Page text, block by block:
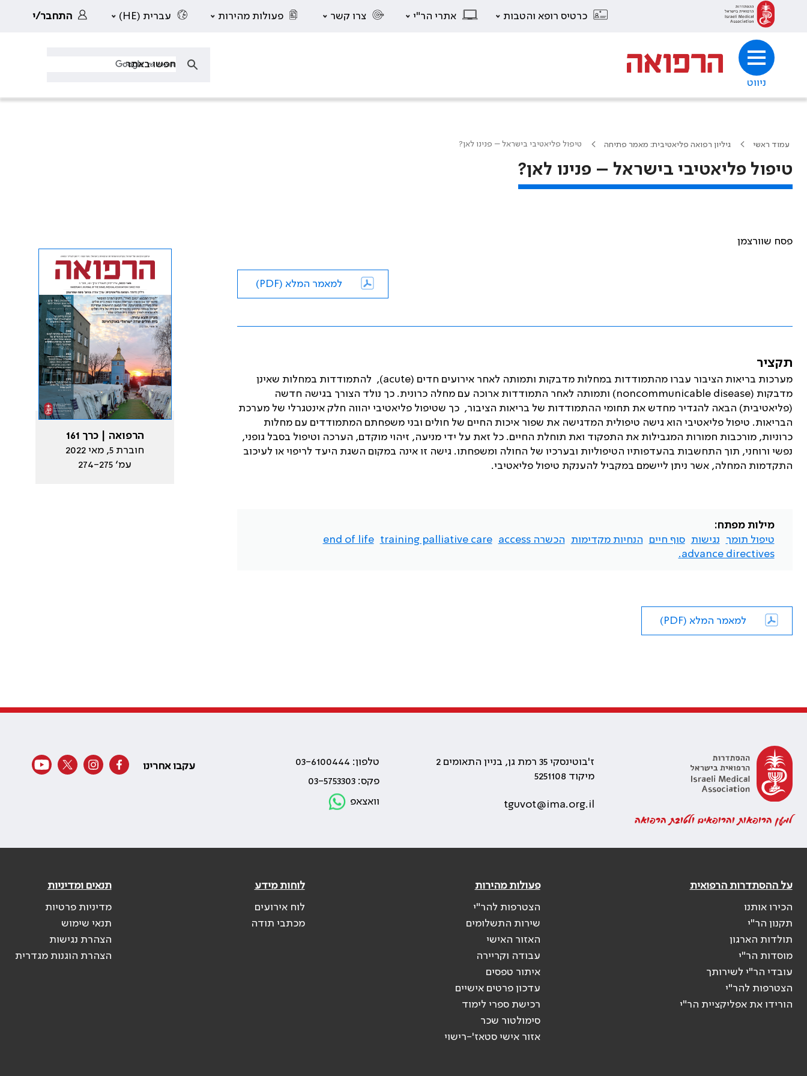
כרטיס רופא והטבות אתרי הר"י צרו קשר פעולות מהירות עברית (HE) התחבר/י
ניווט
עמוד ראשי גיליון רפואה פליאטיבית: מאמר פתיחה טיפול פליאטיבי בישראל – פנינו לאן?
טיפול פליאטיבי בישראל – פנינו לאן?
פסח שוורצמן
למאמר המלא (PDF)
תקציר
מערכות בריאות הציבור עברו מהתמודדות במחלות מדבקות ותמותה לאחר אירועים חדים (acute), להתמודדות במחלות שאינן
מדבקות (noncommunicable disease) ותמותה לאחר התמודדות ארוכה עם מחלה כרונית. כך נולד הצורך בגישה חדשה
(פליאטיבית) הבאה להגדיר מחדש את תחומי ההתמודדות של בריאות הציבור, כך שטיפול פליאטיבי יהווה חלק אינטגרלי של מערכת
הבריאות. טיפול פליאטיבי הוא גישה טיפולית המדגישה את שפור איכות החיים של חולים ובני משפחתם המתמודדים עם מחלות
כרוניות, מורכבות חמורות המגבילות את התפקוד ואת תוחלת החיים. כל זאת על ידי מניעה, זיהוי מוקדם, הערכה וטיפול בסבל גופני,
נפשי ורוחני, תוך התחשבות בהעדפותיו הטיפוליות ובערכיו של החולה ומשפחתו. גישה זו אינה במקום השגת היעד לריפוי או לעיכוב
התקדמות המחלה, אשר ניתן ליישמם במקביל להענקת טיפול פליאטיבי.
מילות מפתח:
טיפול תומך
נגישות סוף חיים הנחיות מקדימות הכשרה access training palliative care
end of life
advance directives.
למאמר המלא (PDF)
הרפואה | כרך 161
חוברת 5, מאי 2022
עמ׳ 274-275
למען הרופאות והרופאים ולטובת הרפואה
ז'בוטינסקי 35 רמת גן, בניין התאומים 2
מיקוד 5251108
tguvot@ima.org.il
טלפון: 03-6100444
פקס: 03-5753303
וואצאפ
עקבו אחרינו
על ההסתדרות הרפואית
הכירו אותנו
תקנון הר"י
תולדות הארגון
מוסדות הר"י
עובדי הר"י לשירותך
הצטרפות להר"י
הורידו את אפליקציית הר"י
פעולות מהירות
הצטרפות להר"י
שירות התשלומים
האזור האישי
עבודה וקריירה
איתור טפסים
עדכון פרטים אישיים
רכישת ספרי לימוד
סימולטור שכר
אזור אישי סטאז'-רישוי
לוחות מידע
לוח אירועים
מכתבי תודה
תנאים ומדיניות
מדיניות פרטיות
תנאי שימוש
הצהרת נגישות
הצהרת הוגנות מגדרית